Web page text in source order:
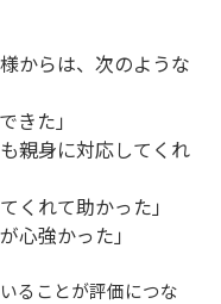
からは、次のような
きた」
親身に対応してくれ
くれて助かった」
心強かった」
ることが評価につな